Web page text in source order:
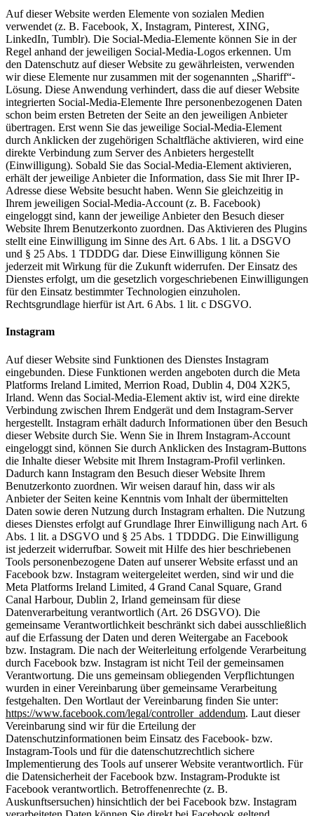
Auf dieser Website werden Elemente von sozialen Medien
verwendet (z. B. Facebook, X, Instagram, Pinterest, XING,
LinkedIn, Tumblr). Die Social-Media-Elemente können Sie in der
Regel anhand der jeweiligen Social-Media-Logos erkennen. Um
den Datenschutz auf dieser Website zu gewährleisten, verwenden
wir diese Elemente nur zusammen mit der sogenannten „Shariff“-
Lösung. Diese Anwendung verhindert, dass die auf dieser Website
integrierten Social-Media-Elemente Ihre personenbezogenen Daten
schon beim ersten Betreten der Seite an den jeweiligen Anbieter
übertragen. Erst wenn Sie das jeweilige Social-Media-Element
durch Anklicken der zugehörigen Schaltfläche aktivieren, wird eine
direkte Verbindung zum Server des Anbieters hergestellt
(Einwilligung). Sobald Sie das Social-Media-Element aktivieren,
erhält der jeweilige Anbieter die Information, dass Sie mit Ihrer IP-
Adresse diese Website besucht haben. Wenn Sie gleichzeitig in
Ihrem jeweiligen Social-Media-Account (z. B. Facebook)
eingeloggt sind, kann der jeweilige Anbieter den Besuch dieser
Website Ihrem Benutzerkonto zuordnen. Das Aktivieren des Plugins
stellt eine Einwilligung im Sinne des Art. 6 Abs. 1 lit. a DSGVO
und § 25 Abs. 1 TDDDG dar. Diese Einwilligung können Sie
jederzeit mit Wirkung für die Zukunft widerrufen. Der Einsatz des
Dienstes erfolgt, um die gesetzlich vorgeschriebenen Einwilligungen
für den Einsatz bestimmter Technologien einzuholen.
Rechtsgrundlage hierfür ist Art. 6 Abs. 1 lit. c DSGVO.
Instagram
Auf dieser Website sind Funktionen des Dienstes Instagram
eingebunden. Diese Funktionen werden angeboten durch die Meta
Platforms Ireland Limited, Merrion Road, Dublin 4, D04 X2K5,
Irland. Wenn das Social-Media-Element aktiv ist, wird eine direkte
Verbindung zwischen Ihrem Endgerät und dem Instagram-Server
hergestellt. Instagram erhält dadurch Informationen über den Besuch
dieser Website durch Sie. Wenn Sie in Ihrem Instagram-Account
eingeloggt sind, können Sie durch Anklicken des Instagram-Buttons
die Inhalte dieser Website mit Ihrem Instagram-Profil verlinken.
Dadurch kann Instagram den Besuch dieser Website Ihrem
Benutzerkonto zuordnen. Wir weisen darauf hin, dass wir als
Anbieter der Seiten keine Kenntnis vom Inhalt der übermittelten
Daten sowie deren Nutzung durch Instagram erhalten. Die Nutzung
dieses Dienstes erfolgt auf Grundlage Ihrer Einwilligung nach Art. 6
Abs. 1 lit. a DSGVO und § 25 Abs. 1 TDDDG. Die Einwilligung
ist jederzeit widerrufbar. Soweit mit Hilfe des hier beschriebenen
Tools personenbezogene Daten auf unserer Website erfasst und an
Facebook bzw. Instagram weitergeleitet werden, sind wir und die
Meta Platforms Ireland Limited, 4 Grand Canal Square, Grand
Canal Harbour, Dublin 2, Irland gemeinsam für diese
Datenverarbeitung verantwortlich (Art. 26 DSGVO). Die
gemeinsame Verantwortlichkeit beschränkt sich dabei ausschließlich
auf die Erfassung der Daten und deren Weitergabe an Facebook
bzw. Instagram. Die nach der Weiterleitung erfolgende Verarbeitung
durch Facebook bzw. Instagram ist nicht Teil der gemeinsamen
Verantwortung. Die uns gemeinsam obliegenden Verpflichtungen
wurden in einer Vereinbarung über gemeinsame Verarbeitung
festgehalten. Den Wortlaut der Vereinbarung finden Sie unter:
https://www.facebook.com/legal/controller_addendum. Laut dieser
Vereinbarung sind wir für die Erteilung der
Datenschutzinformationen beim Einsatz des Facebook- bzw.
Instagram-Tools und für die datenschutzrechtlich sichere
Implementierung des Tools auf unserer Website verantwortlich. Für
die Datensicherheit der Facebook bzw. Instagram-Produkte ist
Facebook verantwortlich. Betroffenenrechte (z. B.
Auskunftsersuchen) hinsichtlich der bei Facebook bzw. Instagram